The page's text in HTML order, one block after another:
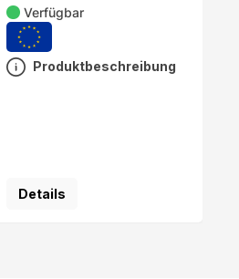
Verfügbar
Produktbeschreibung
Details